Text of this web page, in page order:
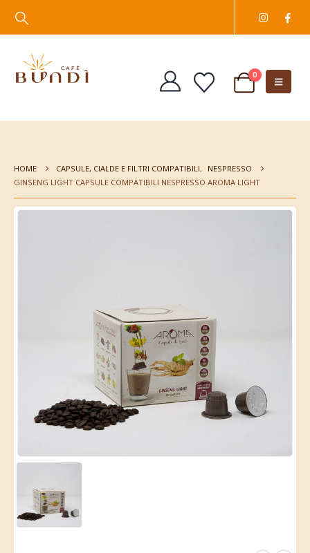
0
HOME CAPSULE, CIALDE E FILTRI COMPATIBILI,
NESPRESSO
GINSENG LIGHT CAPSULE COMPATIBILI NESPRESSO AROMA LIGHT